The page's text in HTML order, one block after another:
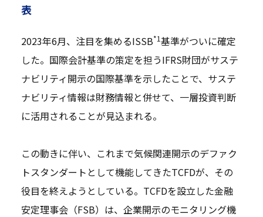
表
2023年6月、注目を集めるISSB*1基準がついに確定
した。国際会計基準の策定を担うIFRS財団がサステ
ナビリティ開示の国際基準を示したことで、サステ
ナビリティ情報は財務情報と併せて、一層投資判断
に活用されることが見込まれる。
この動きに伴い、これまで気候関連開示のデファク
トスタンダートとして機能してきたTCFDが、その
役目を終えようとしている。TCFDを設立した金融
安定理事会（FSB）は、企業開示のモニタリング機